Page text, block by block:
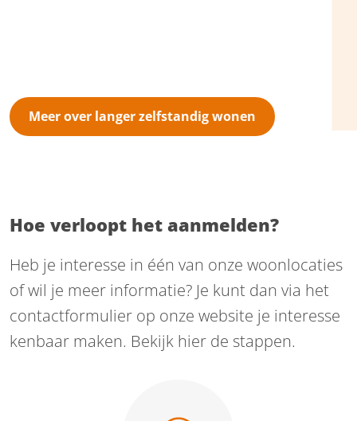
Meer over langer zelfstandig wonen
Hoe verloopt het aanmelden?
Heb je interesse in één van onze woonlocaties
of wil je meer informatie? Je kunt dan via het
contactformulier op onze website je interesse
kenbaar maken. Bekijk hier de stappen.